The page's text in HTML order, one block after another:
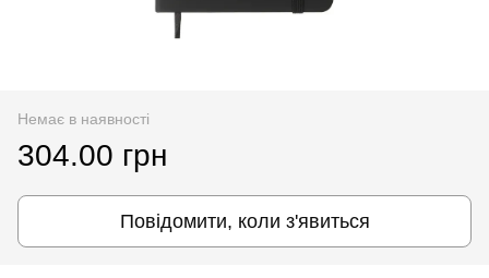
Немає в наявності
304.00 грн
Повідомити, коли з'явиться